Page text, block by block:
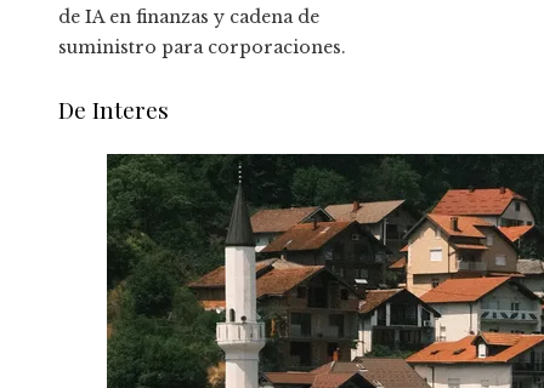
de IA en finanzas y cadena de
suministro para corporaciones.
De Interes